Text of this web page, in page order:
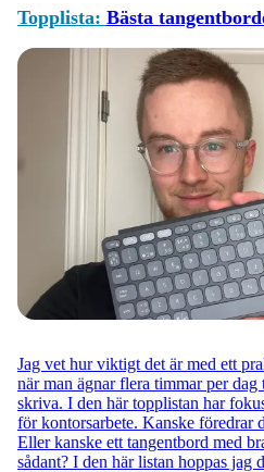
Topplista: Bästa
Jag vet hur viktigt det är med ett
när man ägnar flera timmar per
skriva. I den här topplistan har
för kontorsarbete. Kanske föredrar
Eller kanske ett tangentbord med
sådant? I den här listan hoppas jag